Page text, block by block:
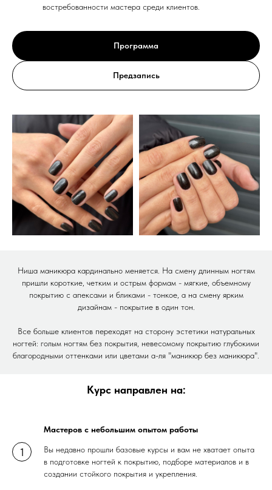
востребованности мастера среди клиентов.
Программа
Предзапись
Ниша маникюра кардинально меняется. На смену длинным ногтям
пришли короткие, четким и острым формам - мягкие, объемному
покрытию с апексами и бликами - тонкое, а на смену ярким
дизайнам - покрытие в один тон.
Все больше клиентов переходят на сторону эстетики натуральных
ногтей: голым ногтям без покрытия, невесомому покрытию глубокими
благородными оттенками или цветами а-ля "маникюр без маникюра".
Курс направлен на:
Мастеров с небольшим опытом работы
Вы недавно прошли базовые курсы и вам не хватает опыта
в подготовке ногтей к покрытию, подборе материалов и в
создании стойкого покрытия и укрепления.